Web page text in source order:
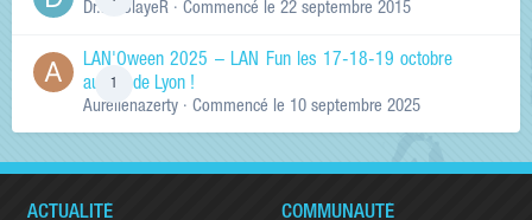
Dr.KinSlayeR · Commencé le 22 septembre 2015
LAN'Oween 2025 – LAN Fun les 17-18-19 octobre
au sud de Lyon !
Aurelienazerty · Commencé le 10 septembre 2025
ACTUALITÉ COMMUNAUTÉ